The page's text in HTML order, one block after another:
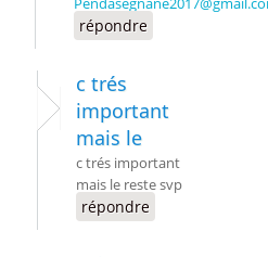
répondre
c trés
important
mais le
c trés important
mais le reste svp
répondre